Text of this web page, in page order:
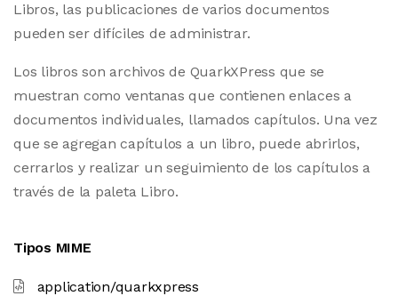
Libros, las publicaciones de varios documentos
pueden ser difíciles de administrar.
Los libros son archivos de QuarkXPress que se
muestran como ventanas que contienen enlaces a
documentos individuales, llamados capítulos. Una vez
que se agregan capítulos a un libro, puede abrirlos,
cerrarlos y realizar un seguimiento de los capítulos a
través de la paleta Libro.
Tipos MIME
application/quarkxpress